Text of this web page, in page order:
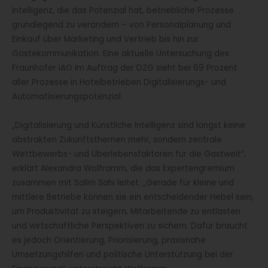
Intelligenz, die das Potenzial hat, betriebliche Prozesse
grundlegend zu verändern – von Personalplanung und
Einkauf über Marketing und Vertrieb bis hin zur
Gästekommunikation. Eine aktuelle Untersuchung des
Fraunhofer IAO im Auftrag der DZG sieht bei 69 Prozent
aller Prozesse in Hotelbetrieben Digitalisierungs- und
Automatisierungspotenzial.
„Digitalisierung und Künstliche Intelligenz sind längst keine
abstrakten Zukunftsthemen mehr, sondern zentrale
Wettbewerbs- und Überlebensfaktoren für die Gastwelt“,
erklärt Alexandra Wolframm, die das Expertengremium
zusammen mit Salim Sahi leitet. „Gerade für kleine und
mittlere Betriebe können sie ein entscheidender Hebel sein,
um Produktivität zu steigern, Mitarbeitende zu entlasten
und wirtschaftliche Perspektiven zu sichern. Dafür braucht
es jedoch Orientierung, Priorisierung, praxisnahe
Umsetzungshilfen und politische Unterstützung bei der